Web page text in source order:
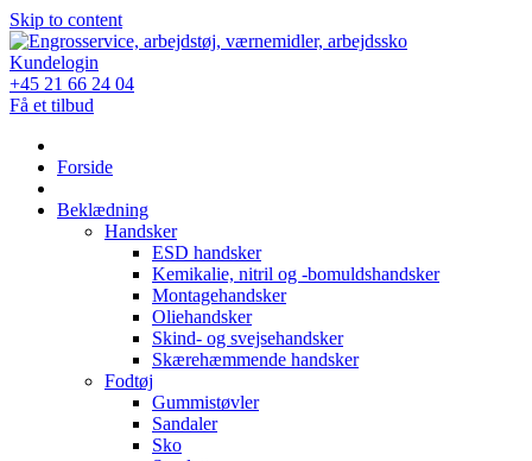
Skip to content
Kundelogin
+45 21 66 24 04
Få et tilbud
Forside
Beklædning
Handsker
ESD handsker
Kemikalie, nitril og -bomuldshandsker
Montagehandsker
Oliehandsker
Skind- og svejsehandsker
Skærehæmmende handsker
Fodtøj
Gummistøvler
Sandaler
Sko